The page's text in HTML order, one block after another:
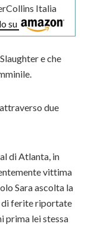
Italia
su
e che
due
di Atlanta, in
vittima
Sara ascolta la
di ferite riportate
prima lei stessa